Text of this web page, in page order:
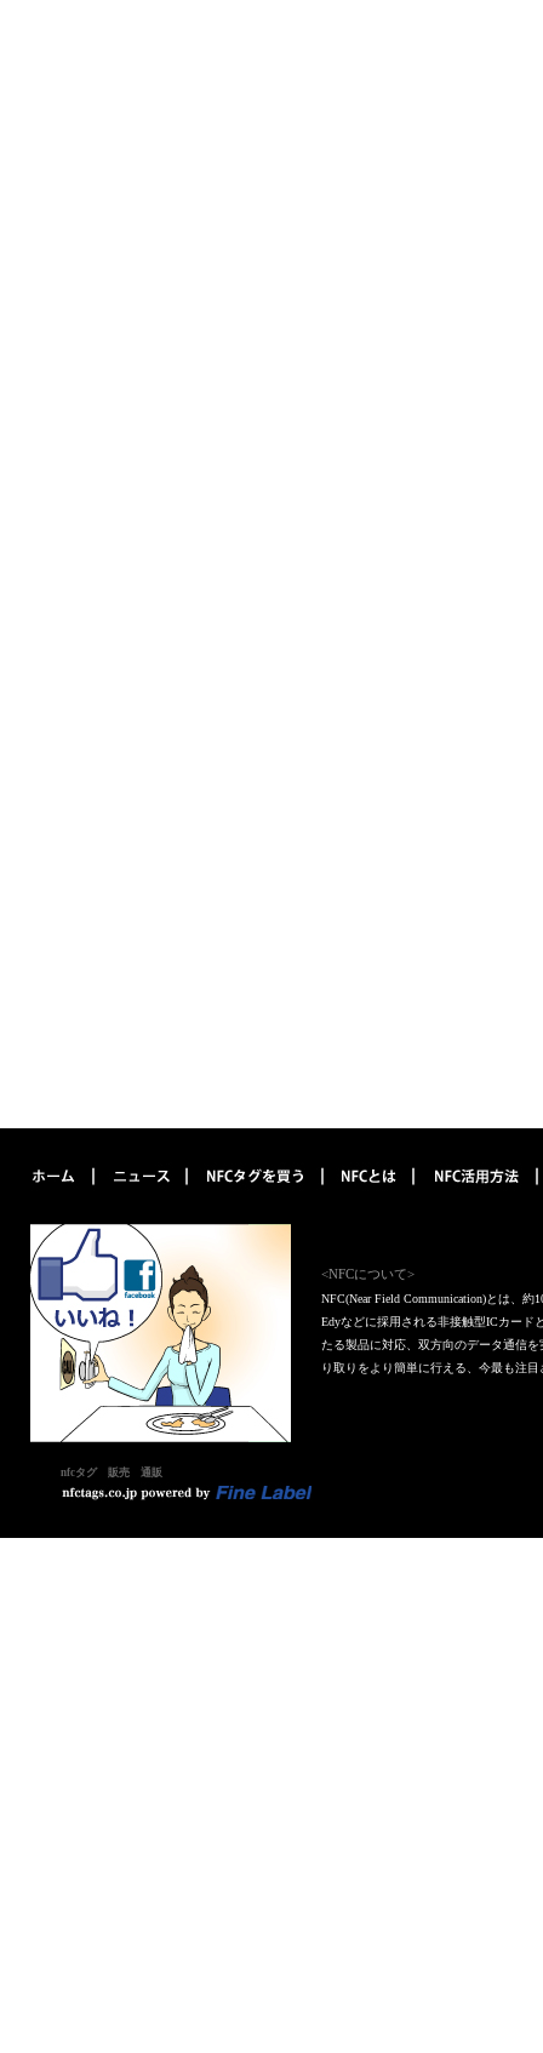
<NFCについて>
NFC(Near Field Communication)とは、
Edyなどに採用される非接触型ICカード
たる製品に対応、双方向のデータ通信
り取りをより簡単に行える、今最も注
nfcタグ 販売 通販